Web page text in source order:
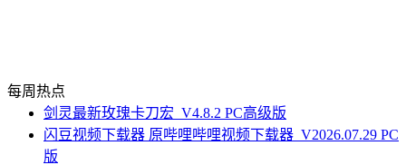
每周热点
剑灵最新玫瑰卡刀宏_V4.8.2 PC高级版
闪豆视频下载器 原哔哩哔哩视频下载器_V2026.07.29 PC
版